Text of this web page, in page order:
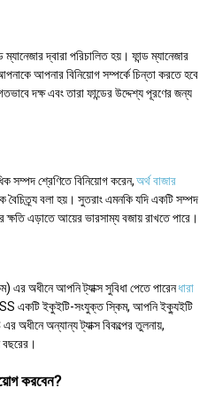
দ্বারা পরিচালিত হয়। ফান্ড ম্যানেজার
আপনার বিনিয়োগ সম্পর্কে চিন্তা করতে হবে
দক্ষ এবং তারা ফান্ডের উদ্দেশ্য পূরণের জন্য
সম্পদ শ্রেণিতে বিনিয়োগ করেন,অর্থ বাজার
বৈচিত্র্য বলা হয়। সুতরাং এমনকি যদি একটি সম্পদ
ক্ষতি এড়াতে আয়ের ভারসাম্য বজায় রাখতে পারে।
এর অধীনে আপনি ট্যাক্স সুবিধা পেতে পারেনধারা
একটি ইকুইটি-সংযুক্ত স্কিম, আপনি ইক্যুইটি
অধীনে অন্যান্য ট্যাক্স বিকল্পের তুলনায়,
করবেন?